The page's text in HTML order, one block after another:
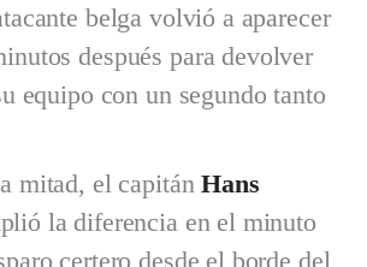
belga volvió a aparecer
después para devolver
equipo con un segundo tanto
mitad, el capitánHans
la diferencia en el minuto
certero desde el borde del